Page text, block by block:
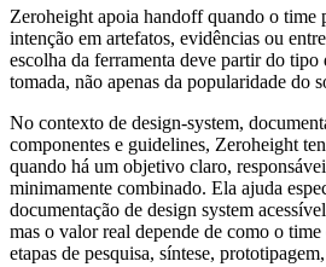
Zeroheight apoia handoff quando o time
intenção em artefatos, evidências ou
escolha da ferramenta deve partir do tipo
tomada, não apenas da popularidade do
No contexto de design-system,
componentes e guidelines, Zeroheight
quando há um objetivo claro,
minimamente combinado. Ela ajuda
documentação de design system
mas o valor real depende de como o time
etapas de pesquisa, síntese,